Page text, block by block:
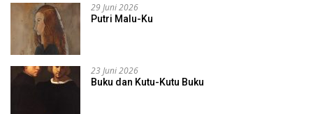
29 Juni 2026
Putri Malu-Ku
23 Juni 2026
Buku dan Kutu-Kutu Buku